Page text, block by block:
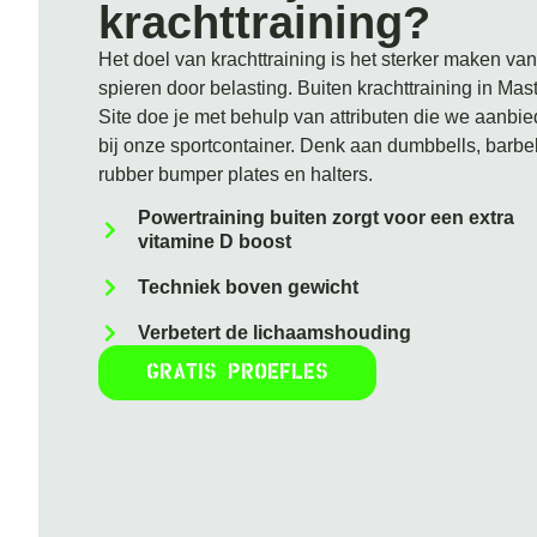
krachttraining?
Het doel van krachttraining is het sterker maken
spieren door belasting. Buiten krachttraining in
Site doe je met behulp van attributen die we
bij onze sportcontainer. Denk aan dumbbells,
rubber bumper plates en halters.
Powertraining buiten zorgt voor een extra
vitamine D boost
Techniek boven gewicht
Verbetert de lichaamshouding
Gratis proefles